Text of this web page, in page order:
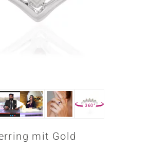
360°
mit Gold